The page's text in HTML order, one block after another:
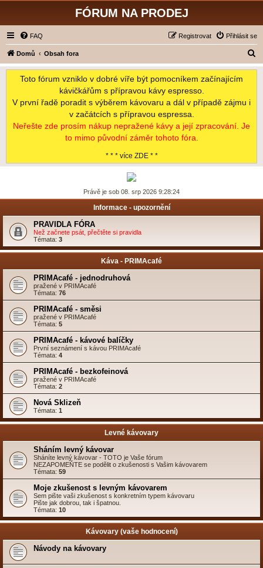
FÓRUM NA PRODEJ
FAQ Přihlásit se
Registrovat
Domů Obsah fora
l
Toto fórum vzniklo v dobré víře být pomocníkem začínajícím
kávičkářům s přípravou kávy espresso.
V první řadě poradit s výběrem kávovaru a dál v případě zájmu i
v začátcích s přípravou espressa.
Neřešte zde prosím nákup nepražené kávy a její zpracování. Je
to mimo původní záměr tohoto fóra.
* * * více ZDE * *
Právě je sob 08. srp 2026 9:28:24
Informace - upozornění
PRAVIDLA FÓRA
Než začnete psát, přečtěte si pravidla
Témata: 3
Káva - PRIMAcafé
PRIMAcafé - jednodruhová
pražené v PRIMAcafé
Témata: 76
PRIMAcafé - směsi
pražené v PRIMAcafé
Témata: 5
PRIMAcafé - kávové balíčky
První seznámení s kávou PRIMAcafé
Témata: 4
PRIMAcafé - bezkofeinová
pražené v PRIMAcafé
Témata: 2
Nová Sklizeň
Témata: 1
Levné kávovary
Sháním levný kávovar
Sháníte levný kávovar - TOTO je Vaše fórum
NEZAPOMEŇTE se podělit o zkušenosti s Vašim kávovarem
Témata: 59
Moje zkušenost s levným kávovarem
Sem pište vaši zkušenost s konkretním typem kávovaru
Pište jak dobrou, tak i špatnou.
Témata: 10
Kávovary (vaše hodnocení)
Návody na kávovary